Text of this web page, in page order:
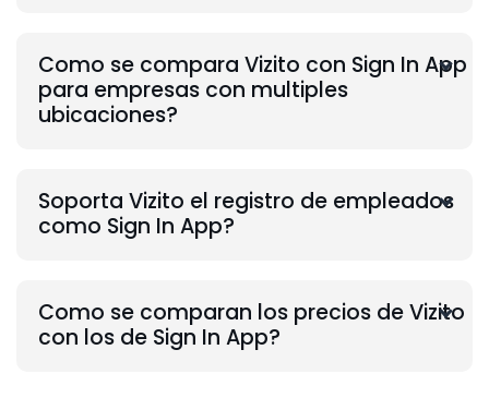
Como se compara Vizito con Sign In App
para empresas con multiples
ubicaciones?
Soporta Vizito el registro de empleados
como Sign In App?
Como se comparan los precios de Vizito
con los de Sign In App?